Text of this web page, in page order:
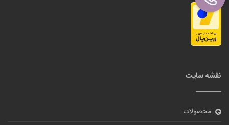
نقشه سایت
محصولات